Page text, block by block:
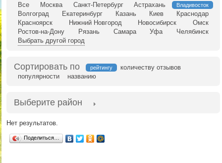
Все Москва Санкт-Петербург Астрахань Владивосток
Волгоград Екатеринбург Казань Киев
Краснодар
Красноярск
Нижний Новгород Новосибирск
Омск
Ростов-на-Дону
Рязань Самара Уфа
Челябинск
Выбрать другой город
Сортировать по рейтингу
количеству отзывов
популярности
названию
Выберите район
Нет результатов.
Поделиться…